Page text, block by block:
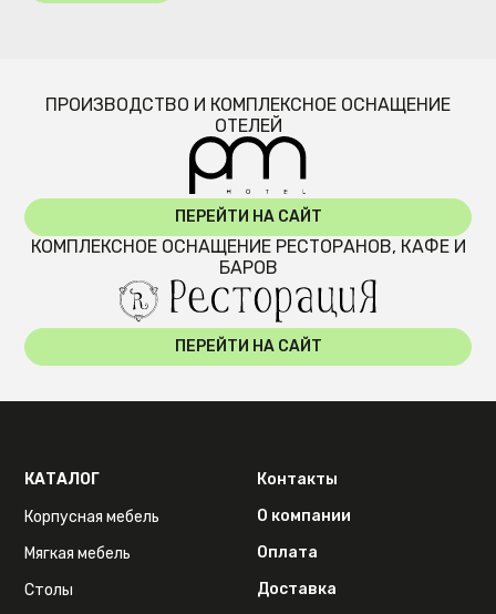
ПРОИЗВОДСТВО И КОМПЛЕКСНОЕ ОСНАЩЕНИЕ
ОТЕЛЕЙ
ПЕРЕЙТИ НА САЙТ
КОМПЛЕКСНОЕ ОСНАЩЕНИЕ РЕСТОРАНОВ, КАФЕ И
БАРОВ
ПЕРЕЙТИ НА САЙТ
КАТАЛОГ
Корпусная мебель
Мягкая мебель
Столы
Контакты
О компании
Оплата
Доставка